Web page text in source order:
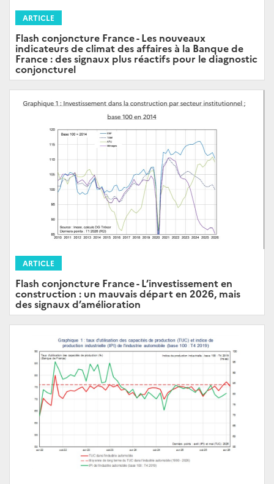
ARTICLE
Flash conjoncture France - Les nouveaux
indicateurs de climat des affaires à la Banque de
France : des signaux plus réactifs pour le diagnostic
conjoncturel
ARTICLE
Flash conjoncture France - L’investissement en
construction : un mauvais départ en 2026, mais
des signaux d’amélioration